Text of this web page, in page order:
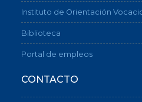
Instituto de Orientación
Biblioteca
Portal de empleos
CONTACTO